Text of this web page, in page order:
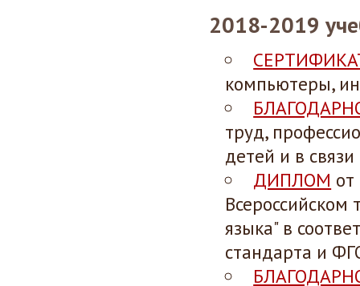
2018-2019
компьютеры,
труд,
детей и в
ДИПЛОМ
Всероссийском
языка" в
стандарта и